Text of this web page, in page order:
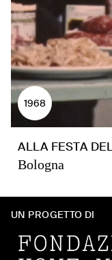
1968
ALLA FESTA
Bologna
UN PROGETTO DI